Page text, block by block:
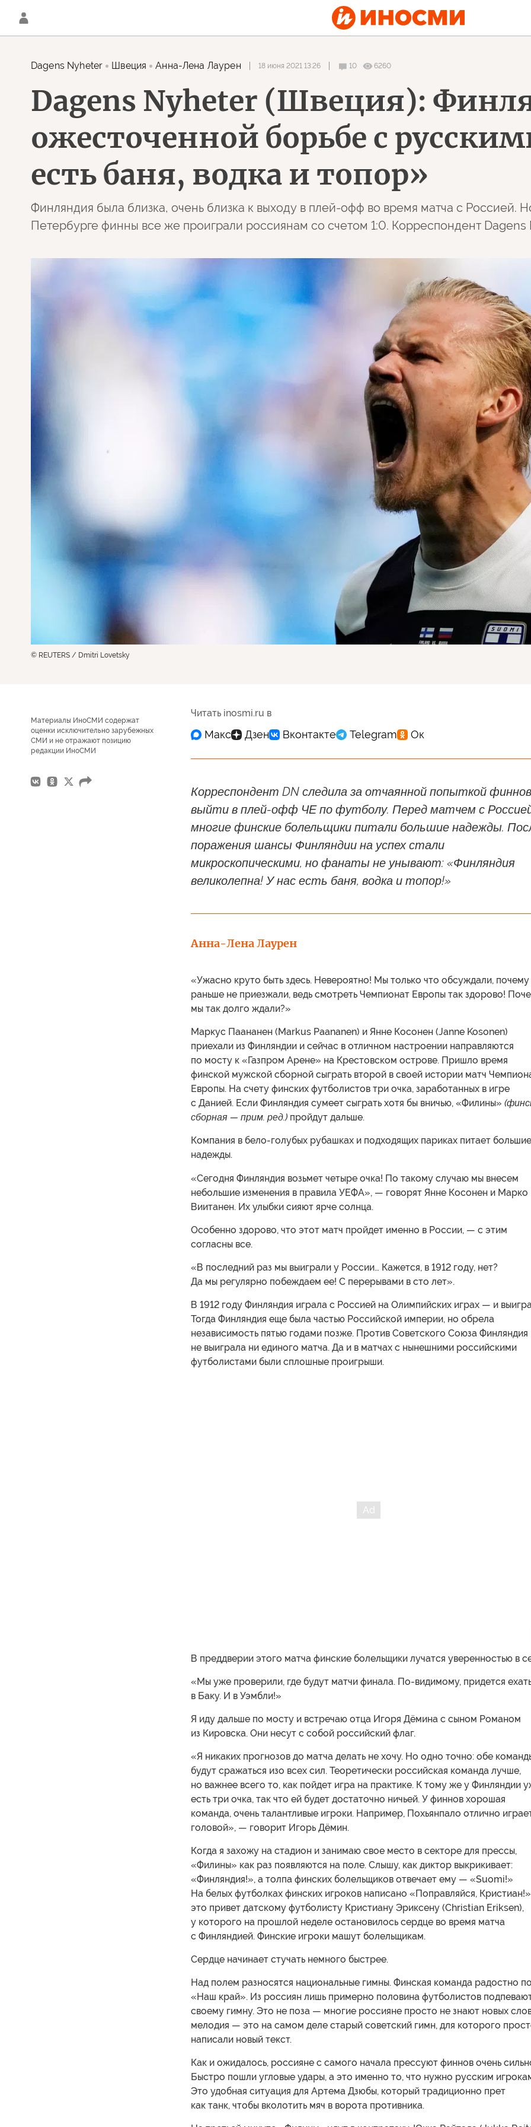
Dagens Nyheter Швеция Анна-Лена Лаурен 18 июня 2021 13:26 10 6260
Dagens Nyheter (Швеция):
ожесточенной борьбе с
есть баня, водка и топор»
Финляндия была близка, очень близка к выходу в плей-офф во время матча с Россией.
Петербурге финны все же проиграли россиянам со счетом 1:0. Корреспондент
© REUTERS / Dmitri Lovetsky
Материалы ИноСМИ содержат
оценки исключительно зарубежных
СМИ и не отражают позицию
редакции ИноСМИ
Читать inosmi.ru в
Корреспондент DN следила за отчаянной попыткой финнов
выйти в плей-офф ЧЕ по футболу. Перед матчем с
многие финские болельщики питали большие надежды.
поражения шансы Финляндии на успех стали
микроскопическими, но фанаты не унывают: «Финляндия
великолепна! У нас есть баня, водка и топор!»
Анна-Лена Лаурен
«Ужасно круто быть здесь. Невероятно! Мы только что обсуждали, почему
раньше не приезжали, ведь смотреть Чемпионат Европы так здорово!
мы так долго ждали?»
Маркус Паананен (Markus Paananen) и Янне Косонен (Janne Kosonen)
приехали из Финляндии и сейчас в отличном настроении направляются
по мосту к «Газпром Арене» на Крестовском острове. Пришло время
финской мужской сборной сыграть второй в своей истории матч
Европы. На счету финских футболистов три очка, заработанных в игре
с Данией. Если Финляндия сумеет сыграть хотя бы вничью, «Филины»
сборная — прим. ред.) пройдут дальше.
Компания в бело-голубых рубашках и подходящих париках питает большие
надежды.
«Сегодня Финляндия возьмет четыре очка! По такому случаю мы внесем
небольшие изменения в правила УЕФА», — говорят Янне Косонен и Марко
Виитанен. Их улыбки сияют ярче солнца.
Особенно здорово, что этот матч пройдет именно в России, — с этим
согласны все.
«В последний раз мы выиграли у России… Кажется, в 1912 году, нет?
Да мы регулярно побеждаем ее! С перерывами в сто лет».
В 1912 году Финляндия играла с Россией на Олимпийских играх — и
Тогда Финляндия еще была частью Российской империи, но обрела
независимость пятью годами позже. Против Советского Союза Финляндия
не выиграла ни единого матча. Да и в матчах с нынешними российскими
футболистами были сплошные проигрыши.
В преддверии этого матча финские болельщики лучатся уверенностью в
«Мы уже проверили, где будут матчи финала. По-видимому, придется
в Баку. И в Уэмбли!»
Я иду дальше по мосту и встречаю отца Игоря Дёмина с сыном Романом
из Кировска. Они несут с собой российский флаг.
«Я никаких прогнозов до матча делать не хочу. Но одно точно: обе
будут сражаться изо всех сил. Теоретически российская команда лучше,
но важнее всего то, как пойдет игра на практике. К тому же у Финляндии
есть три очка, так что ей будет достаточно ничьей. У финнов хорошая
команда, очень талантливые игроки. Например, Похьянпало отлично
головой», — говорит Игорь Дёмин.
Когда я захожу на стадион и занимаю свое место в секторе для прессы,
«Филины» как раз появляются на поле. Слышу, как диктор выкрикивает:
«Финляндия!», а толпа финских болельщиков отвечает ему — «Suomi!»
На белых футболках финских игроков написано «Поправляйся,
это привет датскому футболисту Кристиану Эриксену (Christian Eriksen),
у которого на прошлой неделе остановилось сердце во время матча
с Финляндией. Финские игроки машут болельщикам.
Сердце начинает стучать немного быстрее.
Над полем разносятся национальные гимны. Финская команда радостно
«Наш край». Из россиян лишь примерно половина футболистов
своему гимну. Это не поза — многие россияне просто не знают новых
мелодия — это на самом деле старый советский гимн, для которого
написали новый текст.
Как и ожидалось, россияне с самого начала прессуют финнов очень
Быстро пошли угловые удары, а это именно то, что нужно русским
Это удобная ситуация для Артема Дзюбы, который традиционно прет
как танк, чтобы вколотить мяч в ворота противника.